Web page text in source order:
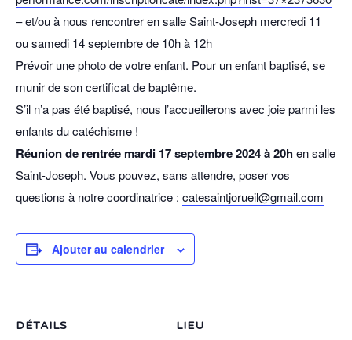
DÉTAILS LIEU
– et/ou à nous rencontrer en salle Saint-Joseph mercredi 11
ou samedi 14 septembre de 10h à 12h
Prévoir une photo de votre enfant. Pour un enfant baptisé, se
munir de son certificat de baptême.
S’il n’a pas été baptisé, nous l’accueillerons avec joie parmi les
enfants du catéchisme !
Réunion de rentrée mardi 17 septembre 2024 à 20hen salle
Saint-Joseph. Vous pouvez, sans attendre, poser vos
questions à notre coordinatrice : catesaintjorueil@gmail.com
Ajouter au calendrier